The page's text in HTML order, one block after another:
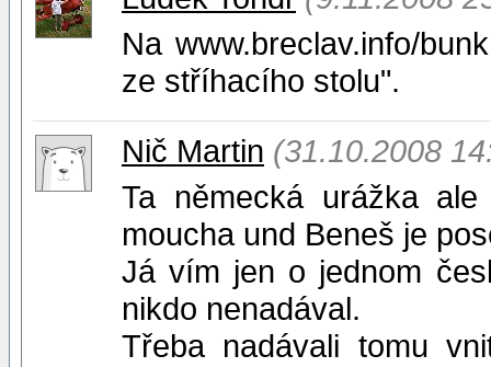
Na www.breclav.info/
ze stříhacího stolu".
Nič Martin (31.10.2008
Ta německá urážka
moucha und Beneš je
Já vím jen o jednom
nikdo nenadával.
Třeba nadávali tomu